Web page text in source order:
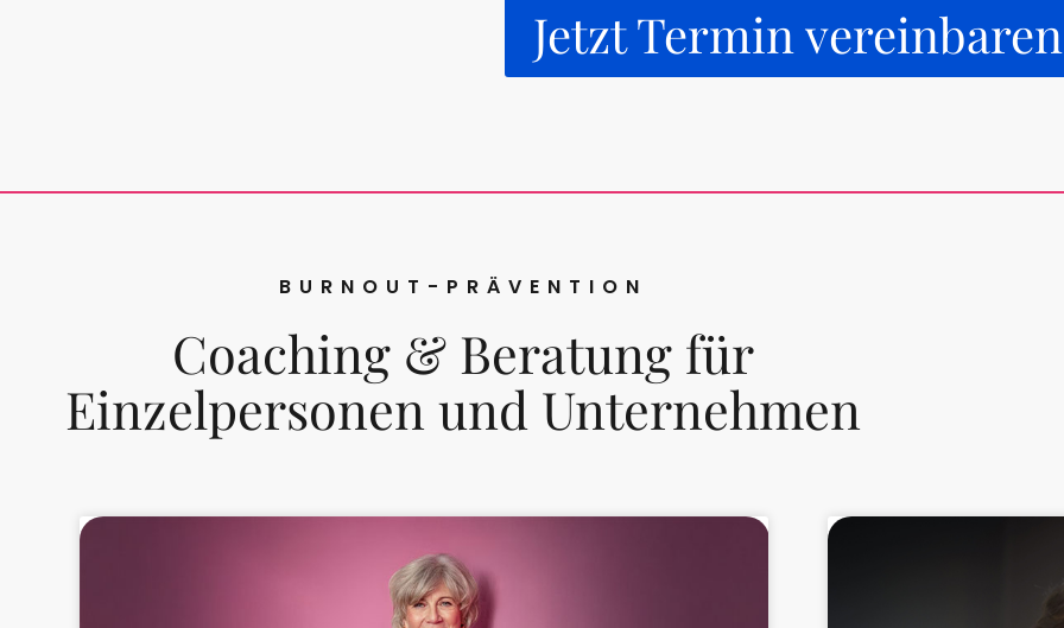
Jetzt Termin vereinbaren
BURNOUT-PRÄVENTION
Coaching & Beratung für
Einzelpersonen und Unternehmen